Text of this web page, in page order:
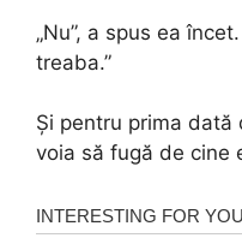
„Nu”, a spus ea
treaba.”
Și pentru prima dată
voia să fugă de cine